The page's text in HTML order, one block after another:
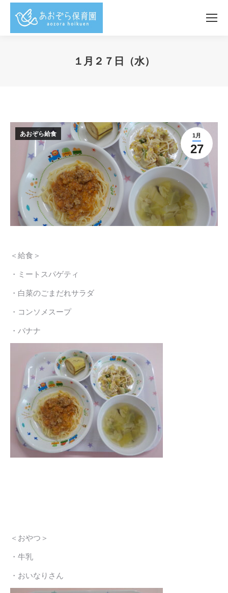
１月２７日（水）
1月
27
あおぞら給食
＜給食＞
・ミートスパゲティ
・白菜のごまだれサラダ
・コンソメスープ
・バナナ
＜おやつ＞
・牛乳
・おいなりさん